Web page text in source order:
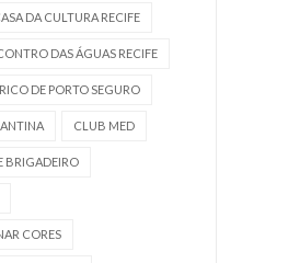
DA CULTURA RECIFE
DAS ÁGUAS RECIFE
DE PORTO SEGURO
CLUB MED
BRIGADEIRO
CORES